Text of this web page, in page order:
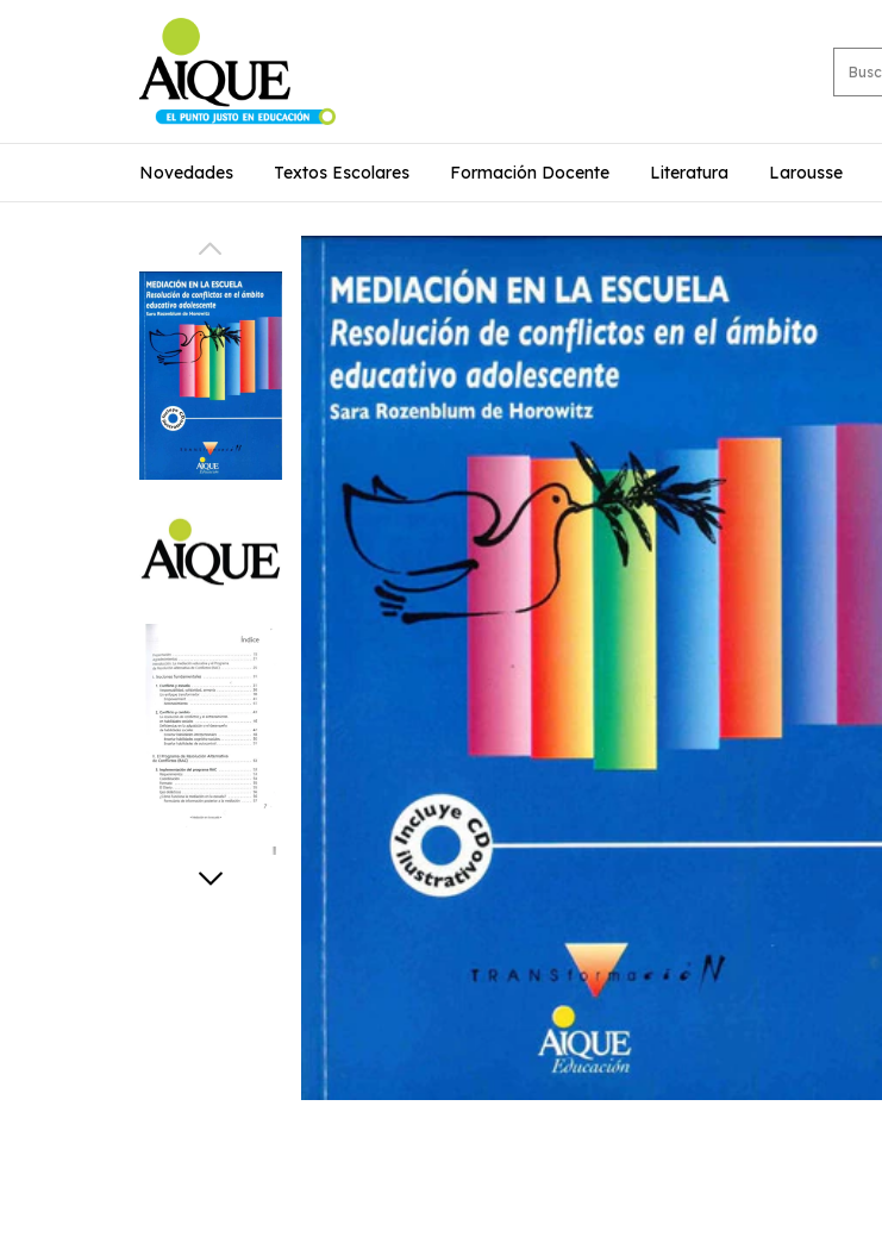
Novedades Textos Escolares Formación Docente Literatura Larousse